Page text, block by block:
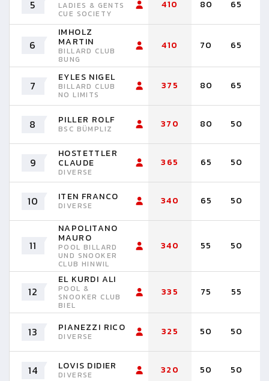
5 LADIES & GENTS
CUE SOCIETY
410 80 65
6
IMHOLZ
MARTIN
BILLARD CLUB
8UNG
410 70 65
7
EYLES NIGEL
BILLARD CLUB
NO LIMITS
375 80 65
8 PILLER ROLF
BSC BÜMPLIZ 370 80 50
9
HOSTETTLER
CLAUDE
DIVERSE
365 65 50
10 ITEN FRANCO
DIVERSE 340 65 50
11
NAPOLITANO
MAURO
POOL BILLARD
UND SNOOKER
CLUB HINWIL
340 55 50
12
EL KURDI ALI
POOL &
SNOOKER CLUB
BIEL
335 75 55
13 PIANEZZI RICO
DIVERSE 325 50 50
14 LOVIS DIDIER
DIVERSE 320 50 50